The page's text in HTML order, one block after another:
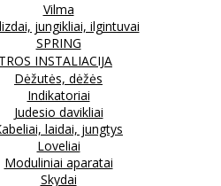
Vilma
jungikliai, ilgintuvai
SPRING
INSTALIACIJA
Dėžutės, dėžės
Indikatoriai
Judesio davikliai
laidai, jungtys
Loveliai
Moduliniai aparatai
Skydai